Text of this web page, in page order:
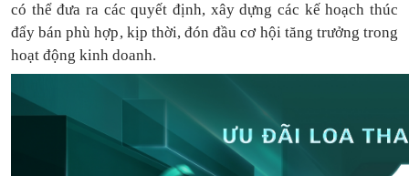
có thểđưa ra các quyết định, xây dựng các kế hoạch thúc
đẩy bán phù hợp, kịp thời, đón đầu cơ hội tăng trưởng trong
hoạt động kinh doanh.